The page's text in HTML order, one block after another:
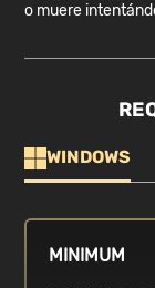
o muere
WINDOWS
MINIMUM